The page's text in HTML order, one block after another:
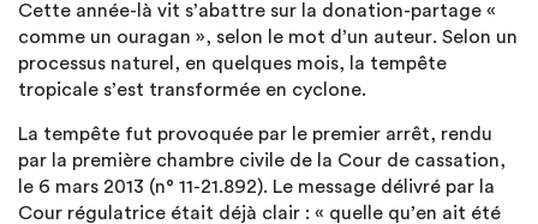
Cette année-là vit s’abattre sur la donation-partage «
comme un ouragan », selon le mot d’un auteur. Selon un
processus naturel, en quelques mois, la tempête
tropicale s’est transformée en cyclone.
La tempête fut provoquée par le premier arrêt, rendu
par la première chambre civile de la Cour de cassation,
le 6 mars 2013 (n° 11-21.892). Le message délivré par la
Cour régulatrice était déjà clair : « quelle qu’en ait été